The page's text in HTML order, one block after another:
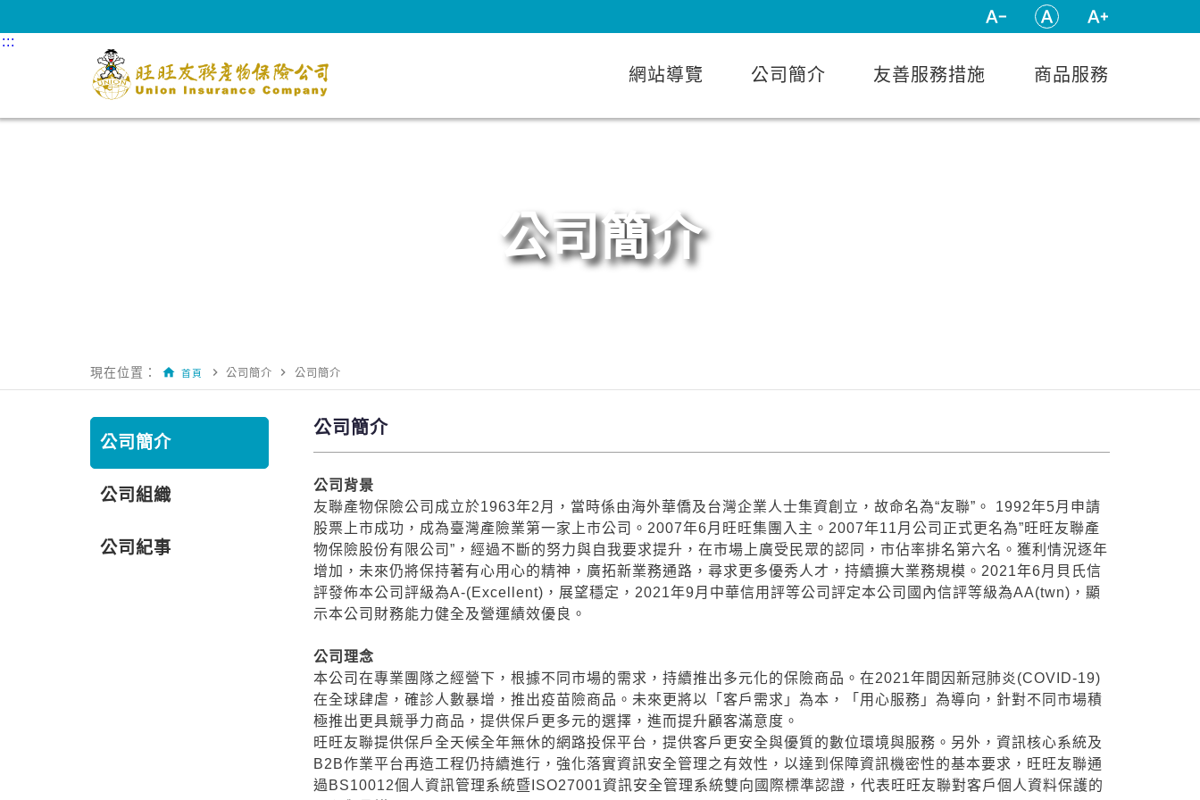
:::
網站導覽 公司簡介 友善服務措施 商品服務
公司簡介
現在位置： home 首頁 navigate_next 公司簡介 navigate_next 公司簡介
公司簡介
公司組織
公司紀事
公司簡介
公司背景
友聯產物保險公司成立於1963年2月，當時係由海外華僑及台灣企業人士集資創立，故命名為“友聯”。 1992年5月申請
股票上市成功，成為臺灣產險業第一家上市公司。2007年6月旺旺集團入主。2007年11月公司正式更名為”旺旺友聯產
物保險股份有限公司”，經過不斷的努力與自我要求提升，在市場上廣受民眾的認同，市佔率排名第六名。獲利情況逐年
增加，未來仍將保持著有心用心的精神，廣拓新業務通路，尋求更多優秀人才，持續擴大業務規模。2021年6月貝氏信
評發佈本公司評級為A-(Excellent)，展望穩定，2021年9月中華信用評等公司評定本公司國內信評等級為AA(twn)，顯
示本公司財務能力健全及營運績效優良。
公司理念
本公司在專業團隊之經營下，根據不同市場的需求，持續推出多元化的保險商品。在2021年間因新冠肺炎(COVID-19)
在全球肆虐，確診人數暴增，推出疫苗險商品。未來更將以「客戶需求」為本，「用心服務」為導向，針對不同市場積
極推出更具競爭力商品，提供保戶更多元的選擇，進而提升顧客滿意度。
旺旺友聯提供保戶全天候全年無休的網路投保平台，提供客戶更安全與優質的數位環境與服務。另外，資訊核心系統及
B2B作業平台再造工程仍持續進行，強化落實資訊安全管理之有效性，以達到保障資訊機密性的基本要求，旺旺友聯通
過BS10012個人資訊管理系統暨ISO27001資訊安全管理系統雙向國際標準認證，代表旺旺友聯對客戶個人資料保護的